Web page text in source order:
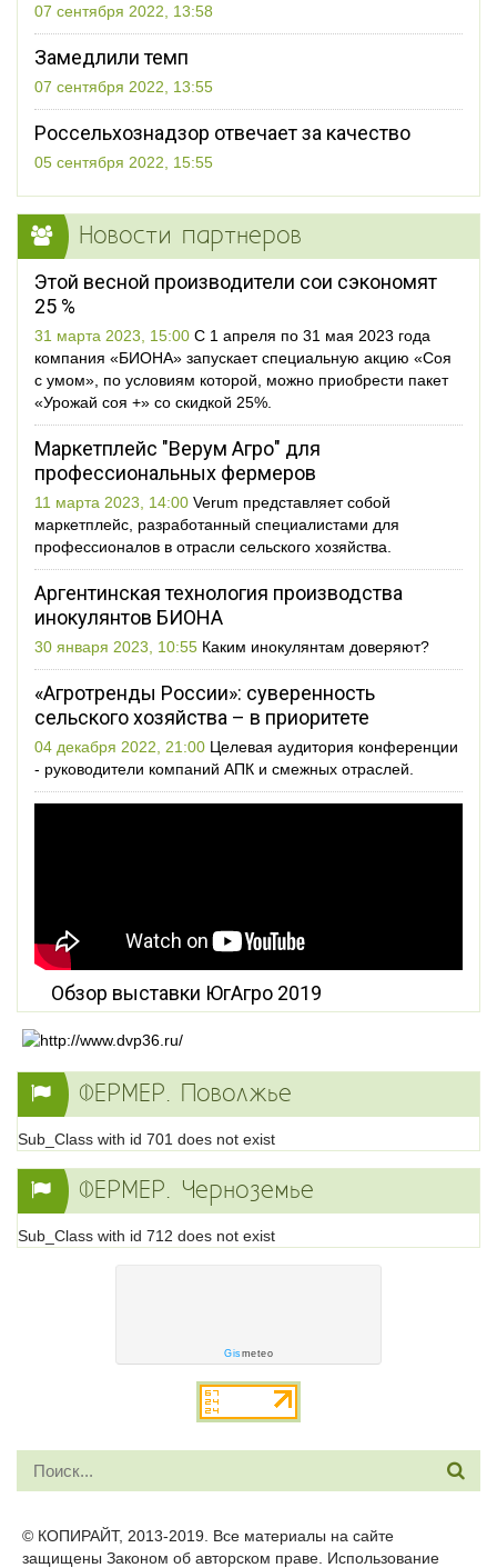
07 сентября 2022, 13:58
Замедлили темп
07 сентября 2022, 13:55
Россельхознадзор отвечает за качество
05 сентября 2022, 15:55
Новости партнеров
Этой весной производители сои сэкономят
25 %
31 марта 2023, 15:00 С 1 апреля по 31 мая 2023 года
компания «БИОНА» запускает специальную акцию «Соя
с умом», по условиям которой, можно приобрести пакет
«Урожай соя +» со скидкой 25%.
Маркетплейс "Верум Агро" для
профессиональных фермеров
11 марта 2023, 14:00 Verum представляет собой
маркетплейс, разработанный специалистами для
профессионалов в отрасли сельского хозяйства.
Аргентинская технология производства
инокулянтов БИОНА
30 января 2023, 10:55 Каким инокулянтам доверяют?
«Агротренды России»: суверенность
сельского хозяйства – в приоритете
04 декабря 2022, 21:00 Целевая аудитория конференции
- руководители компаний АПК и смежных отраслей.
Обзор выставки ЮгАгро 2019
ФЕРМЕР. Поволжье
Sub_Class with id 701 does not exist
ФЕРМЕР. Черноземье
Sub_Class with id 712 does not exist
Gismeteo
© КОПИРАЙТ, 2013-2019. Все материалы на сайте
защищены Законом об авторском праве. Использование